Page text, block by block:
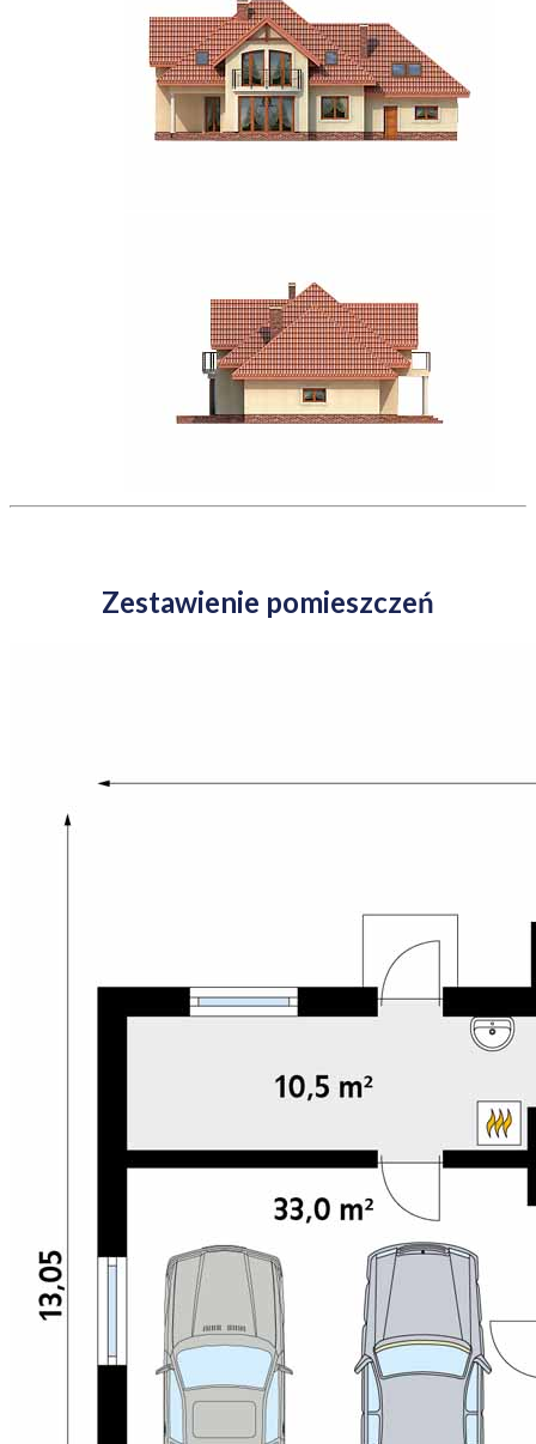
Zestawienie pomieszczeń